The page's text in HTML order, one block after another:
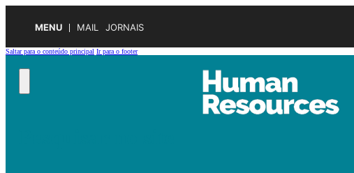
MENU MAIL JORNAIS
Saltar para o conteúdo principal Ir para o footer